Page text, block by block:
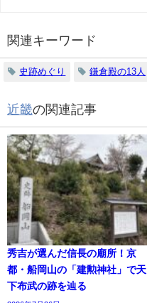
関連キーワード
史跡めぐり 鎌倉殿の13人
近畿の関連記事
秀吉が選んだ信長の廟所！京
都・船岡山の「建勲神社」で天
下布武の跡を辿る